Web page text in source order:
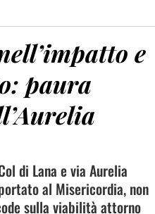
e
paura
di Lana e via Aurelia
al Misericordia, non
sulla viabilità attorno